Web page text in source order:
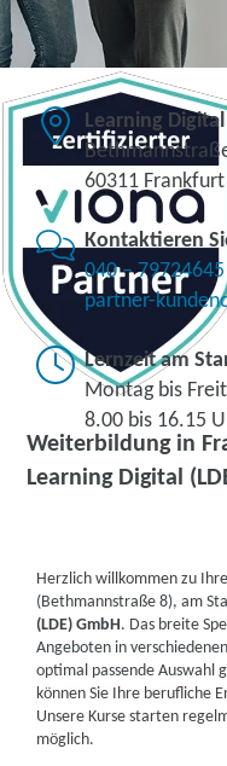
Weiterbildung in
Learning Digital
Learning
60311 Frankfurt
Kontaktieren
040 – 79724645
partner-
Lernzeit am
Montag bis
8.00 bis 16.15
Herzlich willkommen zu
(Bethmannstraße 8), am
(LDE) GmbH. Das breite
Angeboten in
optimal passende Auswahl
können Sie Ihre berufliche
Unsere Kurse starten
möglich.